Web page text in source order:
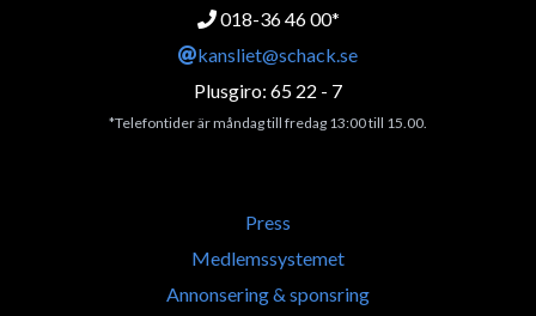
018-36 46 00*
kansliet@schack.se
Plusgiro: 65 22 - 7
*Telefontider är måndag till fredag 13:00 till 15.00.
Press
Medlemssystemet
Annonsering & sponsring